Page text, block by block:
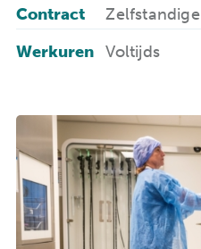
Contract
Zelfstandige
Werkuren
Voltijds